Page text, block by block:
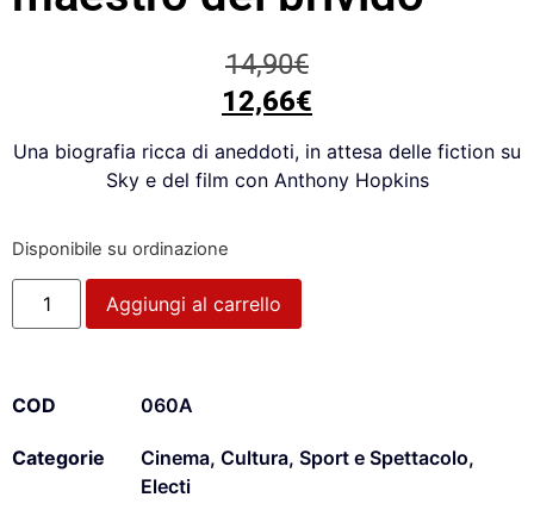
14,90€
12,66€
Una biografia ricca di aneddoti, in attesa delle fiction su
Sky e del film con Anthony Hopkins
Disponibile su ordinazione
Aggiungi al carrello
COD 060A
Categorie Cinema, Cultura, Sport e Spettacolo,
Electi